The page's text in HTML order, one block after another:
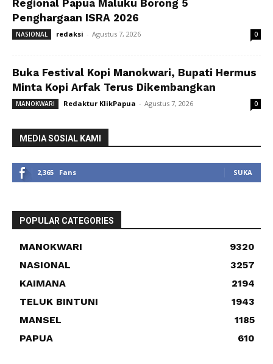
Regional Papua Maluku Borong 5
Penghargaan ISRA 2026
NASIONAL redaksi - Agustus 7, 2026 0
Buka Festival Kopi Manokwari, Bupati Hermus
Minta Kopi Arfak Terus Dikembangkan
MANOKWARI Redaktur KlikPapua - Agustus 7, 2026 0
MEDIA SOSIAL KAMI
2,365 Fans SUKA
POPULAR CATEGORIES
MANOKWARI
9320
NASIONAL
3257
KAIMANA
2194
TELUK BINTUNI
1943
MANSEL
1185
PAPUA
610